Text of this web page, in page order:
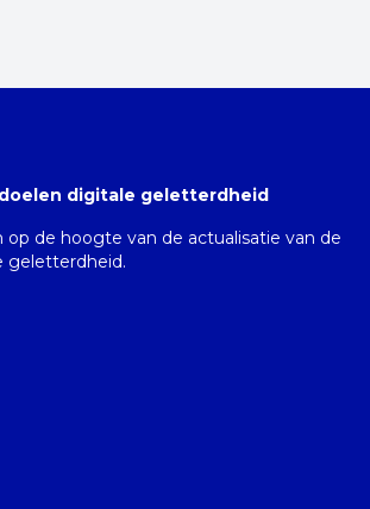
digitale geletterdheid
op de hoogte van de actualisatie van de
geletterdheid.